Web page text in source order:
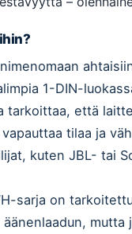
1-DIN-
tarkoittaa, että
tilaa ja
kuten JBL- tai
sarja on
mutta